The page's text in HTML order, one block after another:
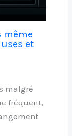
même
et
malgré
fréquent,